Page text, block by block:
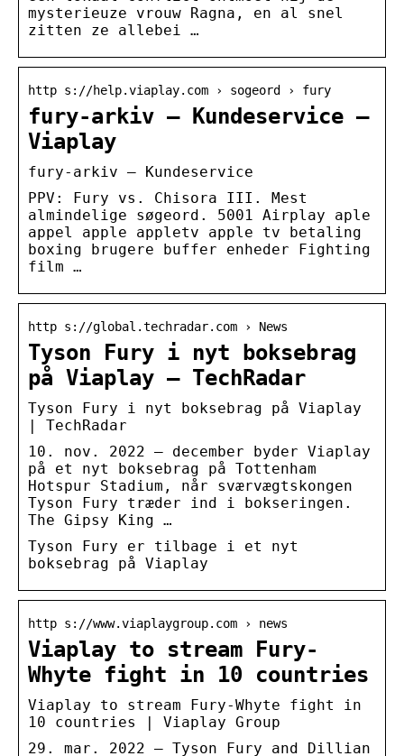
mysterieuze vrouw Ragna, en al snel
zitten ze allebei …
http s://help.viaplay.com › sogeord › fury
fury-arkiv – Kundeservice –
Viaplay
fury-arkiv – Kundeservice
PPV: Fury vs. Chisora III. Mest
almindelige søgeord. 5001 Airplay aple
appel apple appletv apple tv betaling
boxing brugere buffer enheder Fighting
film …
http s://global.techradar.com › News
Tyson Fury i nyt boksebrag
på Viaplay – TechRadar
Tyson Fury i nyt boksebrag på Viaplay
| TechRadar
10. nov. 2022 — december byder Viaplay
på et nyt boksebrag på Tottenham
Hotspur Stadium, når sværvægtskongen
Tyson Fury træder ind i bokseringen.
The Gipsy King …
Tyson Fury er tilbage i et nyt
boksebrag på Viaplay
http s://www.viaplaygroup.com › news
Viaplay to stream Fury-
Whyte fight in 10 countries
Viaplay to stream Fury-Whyte fight in
10 countries | Viaplay Group
29. mar. 2022 — Tyson Fury and Dillian